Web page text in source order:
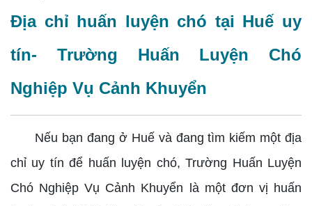
Địa chỉ huấn luyện chó tại Huế uy
tín- Trường Huấn Luyện Chó
Nghiệp Vụ Cảnh Khuyển
Nếu bạn đang ở Huế và đang tìm kiếm một địa
chỉ uy tín để huấn luyện chó, Trường Huấn Luyện
Chó Nghiệp Vụ Cảnh Khuyển là một đơn vị huấn